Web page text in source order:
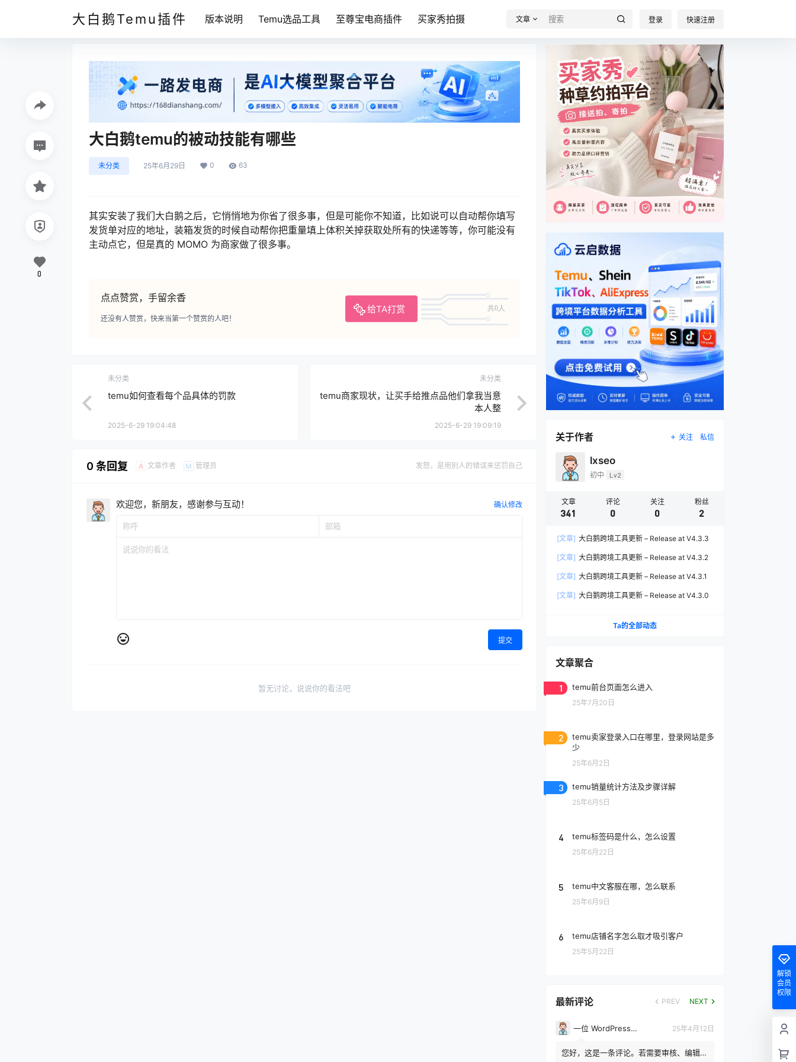
大白鹅Temu插件 版本说明 Temu选品工具 至尊宝电商插件 买家秀拍摄 文章 登录 快速注册
大白鹅temu的被动技能有哪些
未分类 25年6月29日 0 63
其实安装了我们大白鹅之后，它悄悄地为你省了很多事，但是可能你不知道，比如说可以自动帮你填写
发货单对应的地址，装箱发货的时候自动帮你把重量填上体积关掉获取处所有的快递等等，你可能没有
主动点它，但是真的 MOMO 为商家做了很多事。
点点赞赏，手留余香
给TA打赏 共0人
还没有人赞赏，快来当第一个赞赏的人吧！
0
未分类
temu如何查看每个品具体的罚款
2025-6-29 19:04:48
未分类
temu商家现状，让买手给推点品他们拿我当意
本人整
2025-6-29 19:09:19
0 条回复 A 文章作者 M 管理员 发怒，是用别人的错误来惩罚自己
欢迎您，新朋友，感谢参与互动！ 确认修改
提交
暂无讨论，说说你的看法吧
关于作者 关注 私信
lxseo
初中 Lv2
文章
341
评论
0
关注
0
粉丝
2
[文章] 大白鹅跨境工具更新 – Release at V4.3.3
[文章] 大白鹅跨境工具更新 – Release at V4.3.2
[文章] 大白鹅跨境工具更新 – Release at V4.3.1
[文章] 大白鹅跨境工具更新 – Release at V4.3.0
Ta的全部动态
文章聚合
1 temu前台页面怎么进入
25年7月20日
2
temu卖家登录入口在哪里，登录网站是多
少
25年6月2日
3 temu销量统计方法及步骤详解
25年6月5日
4 temu标签码是什么，怎么设置
25年6月22日
5 temu中文客服在哪，怎么联系
25年6月9日
6 temu店铺名字怎么取才吸引客户
25年5月22日
最新评论 PREV NEXT
一位 WordPress 评论者 25年4月12日
您好，这是一条评论。若需要审核、编辑或
解锁
会员
权限